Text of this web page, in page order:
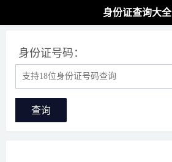
身份证查询大全
身份证号码：
查询